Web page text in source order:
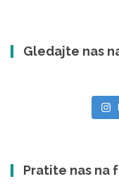
Gledajte nas
Pratite nas na